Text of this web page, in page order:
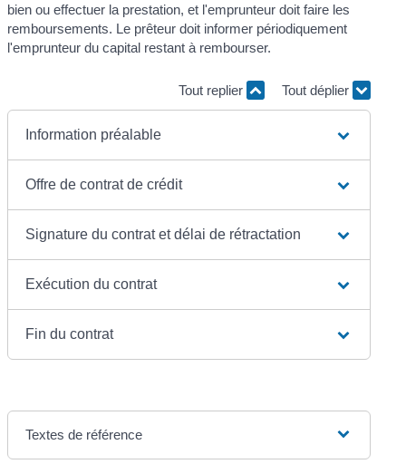
bien ou effectuer la prestation, et l'emprunteur doit faire les
remboursements. Le prêteur doit informer périodiquement
l'emprunteur du capital restant à rembourser.
Tout replier Tout déplier
Information préalable
Offre de contrat de crédit
Signature du contrat et délai de rétractation
Exécution du contrat
Fin du contrat
Textes de référence